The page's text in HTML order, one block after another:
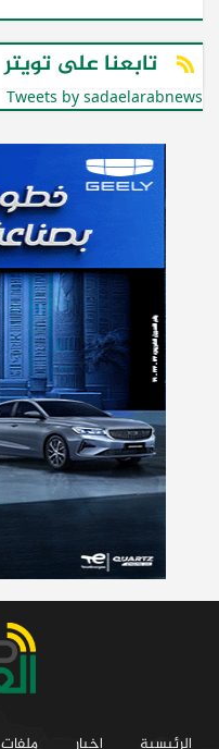
تابعنا على تويتر
Tweets by sadaelarabnews